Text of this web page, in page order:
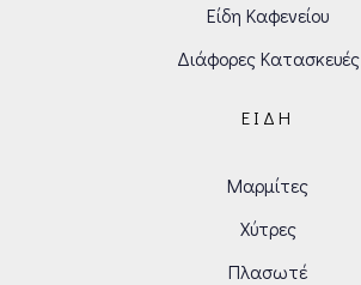
Είδη Καφενείου
Διάφορες Κατασκευές
ΕΊΔΗ
Μαρμίτες
Χύτρες
Πλασωτέ